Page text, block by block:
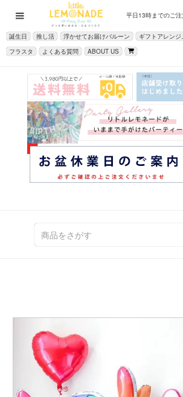
平日13時までのご注
誕生日 推し活 浮かせてお届けバルーン
ギフトアレンジ
フラスタ
よくある質問 ABOUT US